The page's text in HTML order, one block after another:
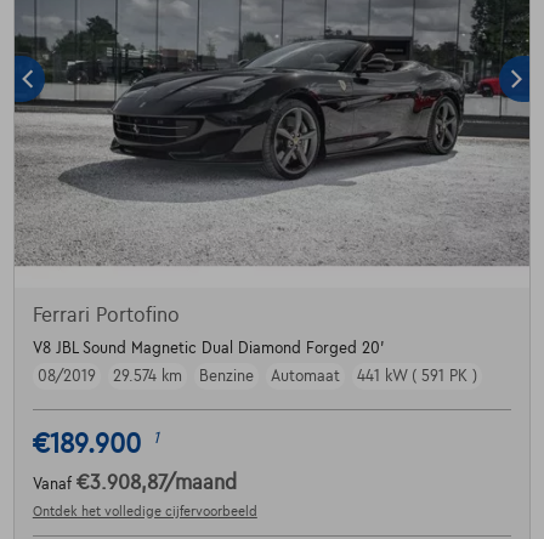
Ferrari Portofino
V8 JBL Sound Magnetic Dual Diamond Forged 20'
08/2019
29.574 km Benzine Automaat 441 kW ( 591 PK )
€189.900 1
Vanaf €3.908,87/maand
Ontdek het volledige cijfervoorbeeld